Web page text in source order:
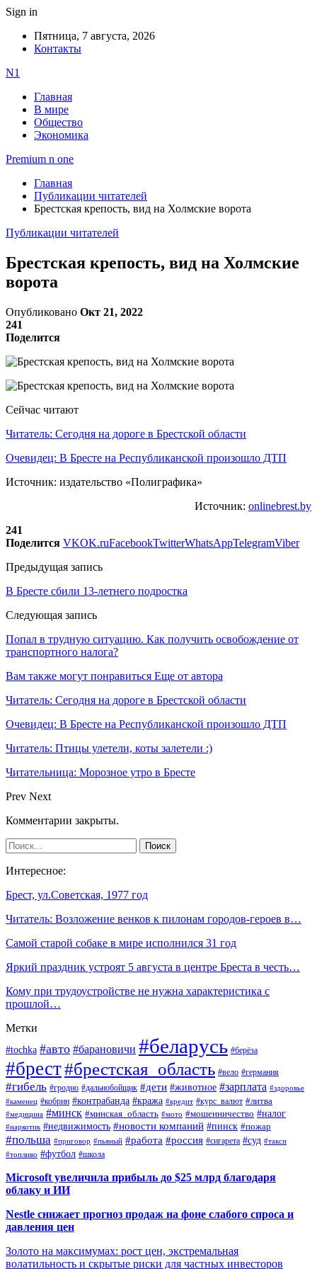
Sign in
Пятница, 7 августа, 2026
Контакты
N1
Главная
В мире
Общество
Экономика
Premium n one
Главная
Публикации читателей
Брестская крепость, вид на Холмские ворота
Публикации читателей
Брестская крепость, вид на Холмские
ворота
Опубликовано Окт 21, 2022
241
Поделится
Сейчас читают
Читатель: Сегодня на дороге в Брестской области
Очевидец: В Бресте на Республиканской произошло ДТП
Источник: издательство «Полиграфика»
Источник: onlinebrest.by
241
Поделится VKOK.ruFacebookTwitterWhatsAppTelegramViber
Предыдущая запись
В Бресте сбили 13-летнего подростка
Следующая запись
Попал в трудную ситуацию. Как получить освобождение от
транспортного налога?
Вам также могут понравиться Еще от автора
Читатель: Сегодня на дороге в Брестской области
Очевидец: В Бресте на Республиканской произошло ДТП
Читатель: Птицы улетели, коты залетели :)
Читательница: Морозное утро в Бресте
Prev Next
Комментарии закрыты.
Интересное:
Брест, ул.Советская, 1977 год
Читатель: Возложение венков к пилонам городов-героев в…
Самой старой собаке в мире исполнился 31 год
Яркий праздник устроят 5 августа в центре Бреста в честь…
Кому при трудоустройстве не нужна характеристика с
прошлой…
Метки
#tochka #авто #барановичи #беларусь #берёза
#брест#брестская_область #вело #германия
#гибель #гродно #дальнобойщик #дети #животное #зарплата #здоровье
#каменец #кобрин #контрабанда #кража #кредит #курс_валют #литва
#медицина #минск #минская_область #мото #мошенничество #налог
#наркотик #недвижимость #новости компаний #пинск #пожар
#польша #приговор #пьяный #работа #россия #сигарета #суд #такси
#топливо #футбол #школа
Microsoft увеличила прибыль до $25 млрд благодаря
облаку и ИИ
Nestle снижает прогноз продаж на фоне слабого спроса и
давления цен
Золото на максимумах: рост цен, экстремальная
волатильность и скрытые риски для частных инвесторов